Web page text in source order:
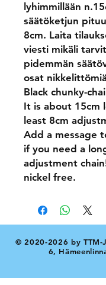
lyhimmillään
säätöketjun
8cm. Laita
viesti mikäli
pidemmän
osat
Black chunky-
It is about 15cm
least 8cm
Add a message
if you need a
adjustment
nickel free.
©2020-2026 by TTM-
6,